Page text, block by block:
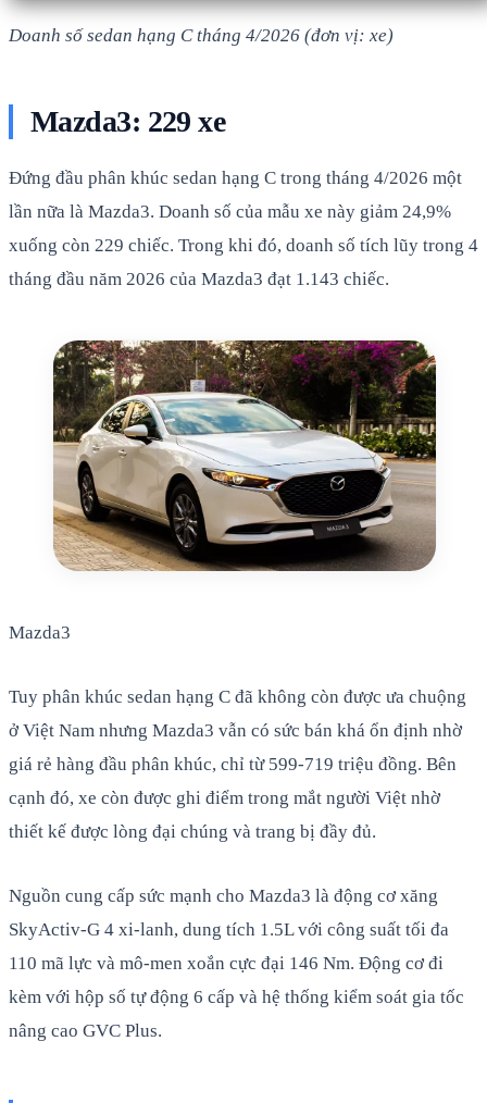
Doanh số sedan hạng C tháng 4/2026 (đơn vị: xe)
Mazda3: 229 xe
Đứng đầu phân khúc sedan hạng C trong tháng 4/2026 một
lần nữa là Mazda3. Doanh số của mẫu xe này giảm 24,9%
xuống còn 229 chiếc. Trong khi đó, doanh số tích lũy trong 4
tháng đầu năm 2026 của Mazda3 đạt 1.143 chiếc.
Mazda3
Tuy phân khúc sedan hạng C đã không còn được ưa chuộng
ở Việt Nam nhưng Mazda3 vẫn có sức bán khá ổn định nhờ
giá rẻ hàng đầu phân khúc, chỉ từ 599-719 triệu đồng. Bên
cạnh đó, xe còn được ghi điểm trong mắt người Việt nhờ
thiết kế được lòng đại chúng và trang bị đầy đủ.
Nguồn cung cấp sức mạnh cho Mazda3 là động cơ xăng
SkyActiv-G 4 xi-lanh, dung tích 1.5L với công suất tối đa
110 mã lực và mô-men xoắn cực đại 146 Nm. Động cơ đi
kèm với hộp số tự động 6 cấp và hệ thống kiểm soát gia tốc
nâng cao GVC Plus.